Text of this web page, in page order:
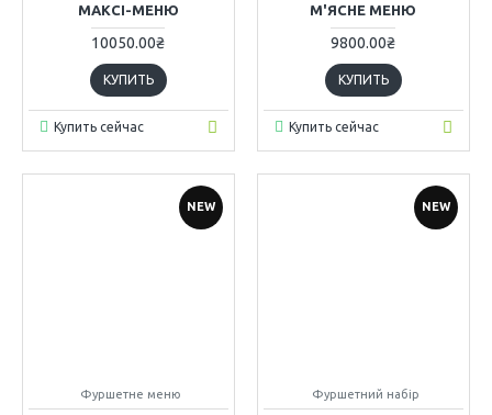
МАКСІ-МЕНЮ
10050.00₴
КУПИТЬ
Купить сейчас
М'ЯСНЕ МЕНЮ
9800.00₴
КУПИТЬ
Купить сейчас
NEW
Фуршетне меню
NEW
Фуршетний набір